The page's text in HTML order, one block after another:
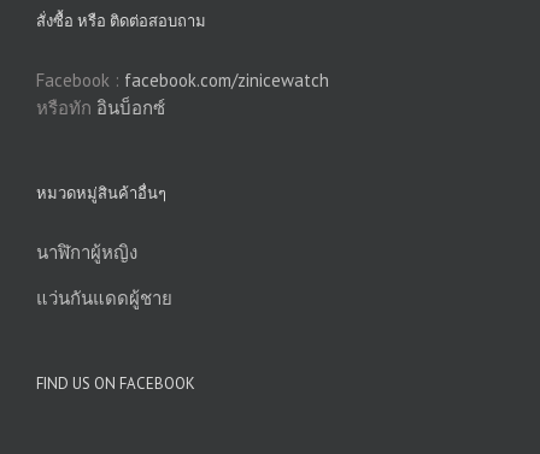
สั่งซื้อ หรือ ติดต่อสอบถาม
Facebook : facebook.com/zinicewatch
หรือทัก อินบ็อกซ์
หมวดหมู่สินค้าอื่นๆ
นาฬิกาผู้หญิง
แว่นกันแดดผู้ชาย
FIND US ON FACEBOOK